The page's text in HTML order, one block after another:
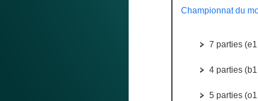
Championnat du
7 parties
4 parties
5 parties